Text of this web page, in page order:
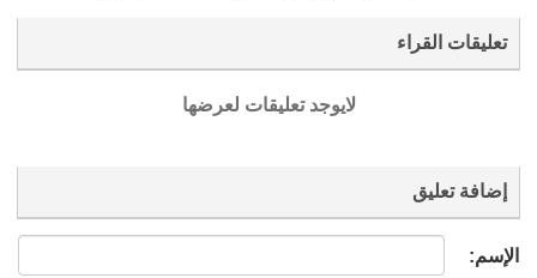
تعليقات القراء
لايوجد تعليقات لعرضها
إضافة تعليق
الإسم: